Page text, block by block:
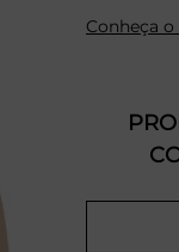
Conheça